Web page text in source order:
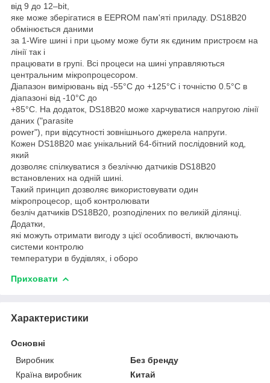
від 9 до 12–bit,
яке може зберігатися в EEPROM пам'яті приладу. DS18B20
обмінюється даними
за 1-Wire шині і при цьому може бути як єдиним пристроєм на
лінії так і
працювати в групі. Всі процеси на шині управляються
центральним мікропроцесором.
Діапазон вимірювань від -55°C до +125°C і точністю 0.5°C в
діапазоні від -10°C до
+85°C. На додаток, DS18B20 може харчуватися напругою лінії
даних ("parasite
power"), при відсутності зовнішнього джерела напруги.
Кожен DS18B20 має унікальний 64-бітний послідовний код,
який
дозволяє спілкуватися з безліччю датчиків DS18B20
встановлених на одній шині.
Такий принцип дозволяє використовувати один
мікропроцесор, щоб контролювати
безліч датчиків DS18B20, розподілених по великій ділянці.
Додатки,
які можуть отримати вигоду з цієї особливості, включають
системи контролю
температури в будівлях, і оборо
Приховати
Характеристики
Основні
Виробник
Без бренду
Країна виробник
Китай